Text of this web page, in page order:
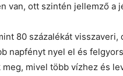
van, ott szintén jellemző a
80 százalékát visszaveri,
napfényt nyel el és
mivel több vízhez és